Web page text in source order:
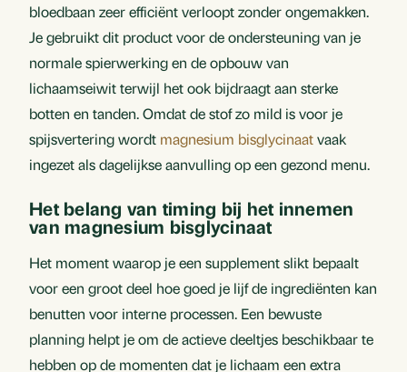
bloedbaan zeer efficiënt verloopt zonder ongemakken.
Je gebruikt dit product voor de ondersteuning van je
normale spierwerking en de opbouw van
lichaamseiwit terwijl het ook bijdraagt aan sterke
botten en tanden. Omdat de stof zo mild is voor je
spijsvertering wordt magnesium bisglycinaatvaak
ingezet als dagelijkse aanvulling op een gezond menu.
Het belang van timing bij het innemen
van magnesium bisglycinaat
Het moment waarop je een supplement slikt bepaalt
voor een groot deel hoe goed je lijf de ingrediënten kan
benutten voor interne processen. Een bewuste
planning helpt je om de actieve deeltjes beschikbaar te
hebben op de momenten dat je lichaam een extra